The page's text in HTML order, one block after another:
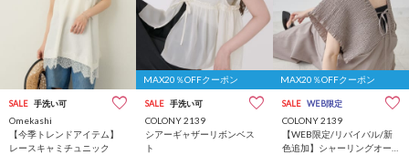
SALE 手洗い可
Omekashi
【今季トレンドアイテム】
レースキャミチュニック
MAX20％OFFクーポン
SALE 手洗い可
COLONY 2139
シアーギャザーリボンベス
ト
MAX20％OFFクーポン
SALE WEB限定
COLONY 2139
【WEB限定/リバイバル/新
色追加】シャーリングオー